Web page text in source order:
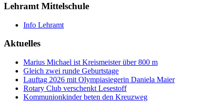
Lehramt Mittelschule
Info Lehramt
Aktuelles
Marius Michael ist Kreismeister über 800 m
Gleich zwei runde Geburtstage
Lauftag 2026 mit Olympiasiegerin Daniela Maier
Rotary Club verschenkt Lesestoff
Kommunionkinder beten den Kreuzweg